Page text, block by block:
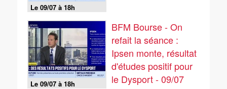
Le 09/07 à 18h
Le 09/07 à 18h
BFM Bourse - On
refait la séance :
Ipsen monte, résultat
d'études positif pour
le Dysport - 09/07